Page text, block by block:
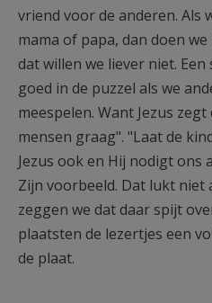
vriend voor de anderen. Als
mama of papa, dan doen
dat willen we liever niet.
goed in de puzzel als we
meespelen. Want Jezus
mensen graag". "Laat de
Jezus ook en Hij nodigt ons
Zijn voorbeeld. Dat lukt niet
zeggen we dat daar spijt
plaatsten de lezertjes een
de plaat.